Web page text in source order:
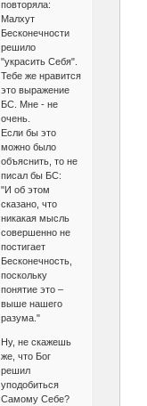
повторяла:
Малхут
Бесконечности
решило
"украсить Себя".
Тебе же нравится
это выражение
БС. Мне - не
очень.
Если бы это
можно было
объяснить, то не
писал бы БС:
"И об этом
сказано, что
никакая мысль
совершенно не
постигает
Бесконечность,
поскольку
понятие это –
выше нашего
разума."
Ну, не скажешь
же, что Бог
решил
уподобиться
Самому Себе?